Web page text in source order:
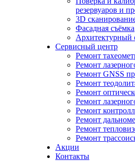
резервуаров и
3D
Фасадная съёмка
Архитектурный
Сервисный центр
Ремонт
Ремонт
Ремонт GNSS
Ремонт
Ремонт
Ремонт
Ремонт
Ремонт
Ремонт
Ремонт
Акции
Контакты